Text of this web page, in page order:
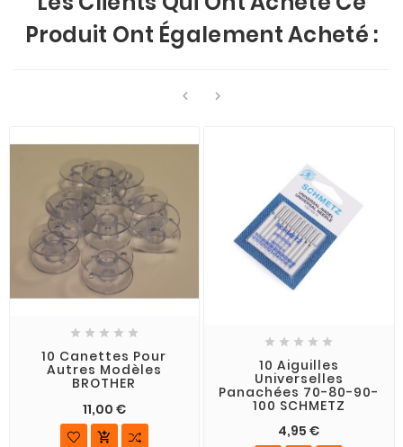
Produit Ont Également Acheté :
 
    
10 Canettes Pour
Autres Modèles
BROTHER
11,00 €

    
10 Aiguilles
Universelles
Panachées 70-80-90-
100 SCHMETZ
4,95 €